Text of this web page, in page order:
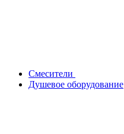
Смесители
Душевое оборудование